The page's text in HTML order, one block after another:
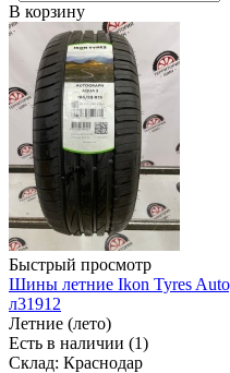
В корзину
Быстрый просмотр
Шины летние Ikon Tyres
л31912
Летние (лето)
Есть в наличии (1)
Склад: Краснодар